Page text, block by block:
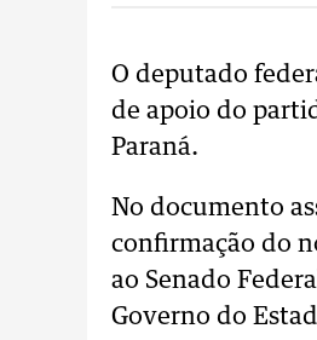
O deputado
de apoio do
Paraná.
No documento
confirmação do
ao Senado
Governo do